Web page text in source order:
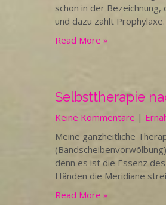
schon in der
und dazu zählt
Read More »
Selbsttherapie
Keine Kommentare |
Meine ganzheitliche
denn es ist die Essenz
Händen die Meridiane
Read More »